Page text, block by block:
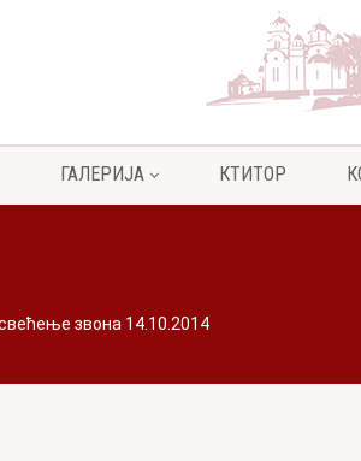
ГАЛЕРИЈА КТИТОР
звона 14.10.2014